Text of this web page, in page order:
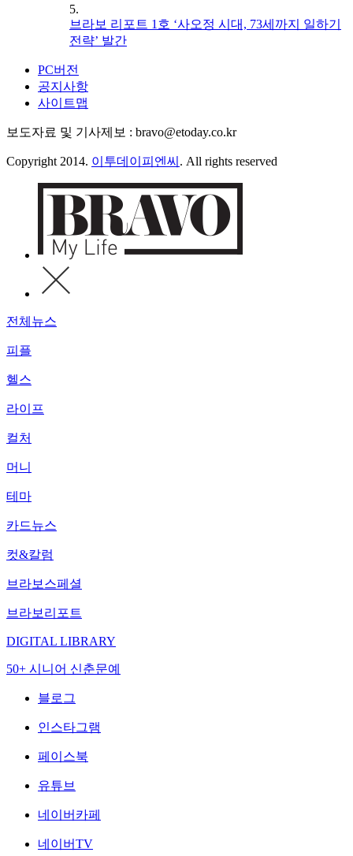
5.
브라보 리포트 1호 ‘사오정 시대, 73세까지 일하기
전략’ 발간
PC버전
공지사항
사이트맵
보도자료 및 기사제보 : bravo@etoday.co.kr
Copyright 2014. 이투데이피엔씨 . All rights reserved
전체뉴스
피플
헬스
라이프
컬처
머니
테마
카드뉴스
컷&칼럼
브라보스페셜
브라보리포트
DIGITAL LIBRARY
50+ 시니어 신춘문예
블로그
인스타그램
페이스북
유튜브
네이버카페
네이버TV